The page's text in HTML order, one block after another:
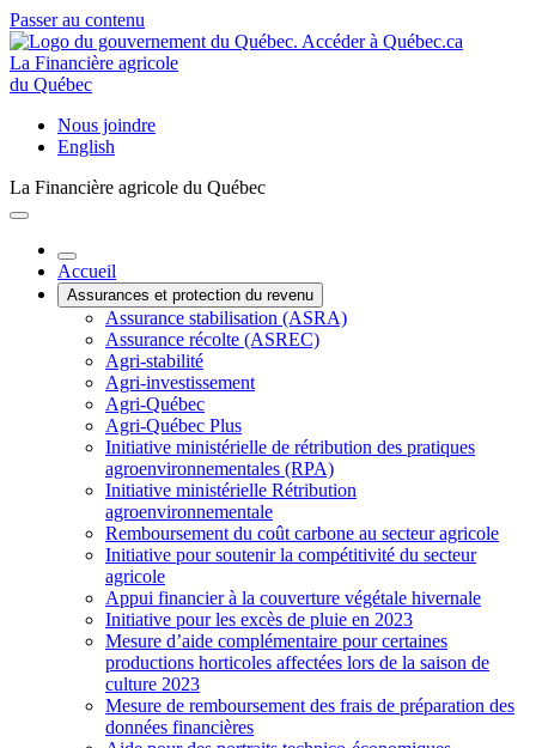
Passer au contenu
La Financière agricole
du Québec
Nous joindre
English
La Financière agricole du Québec
Accueil
Assurances et protection du revenu
Assurance stabilisation (ASRA)
Assurance récolte (ASREC)
Agri-stabilité
Agri-investissement
Agri-Québec
Agri-Québec Plus
Initiative ministérielle de rétribution des pratiques
agroenvironnementales (RPA)
Initiative ministérielle Rétribution
agroenvironnementale
Remboursement du coût carbone au secteur agricole
Initiative pour soutenir la compétitivité du secteur
agricole
Appui financier à la couverture végétale hivernale
Initiative pour les excès de pluie en 2023
Mesure d’aide complémentaire pour certaines
productions horticoles affectées lors de la saison de
culture 2023
Mesure de remboursement des frais de préparation des
données financières